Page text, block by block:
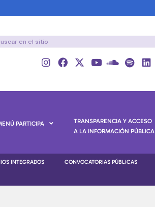
PARTICIPA
TRANSPARENCIA Y ACCESO
A LA INFORMACIÓN PÚBLICA
INTEGRADOS CONVOCATORIAS PÚBLICAS